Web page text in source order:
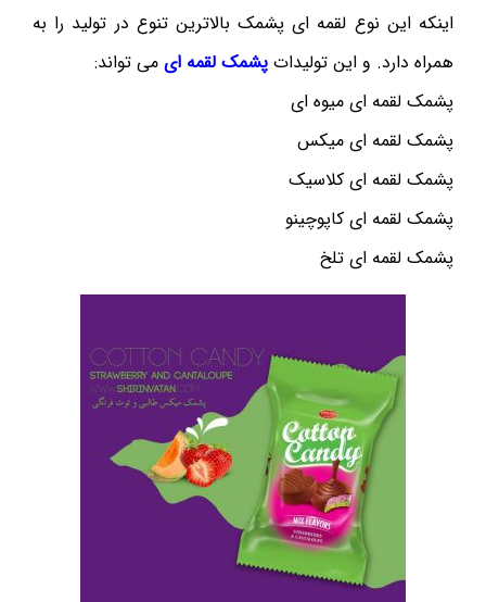
اینکه این نوع لقمه ای پشمک بالاترین تنوع در تولید را به
همراه دارد. و این تولیدات پشمک لقمه ای می تواند:
پشمک لقمه ای میوه ای
پشمک لقمه ای میکس
پشمک لقمه ای کلاسیک
پشمک لقمه ای کاپوچینو
پشمک لقمه ای تلخ